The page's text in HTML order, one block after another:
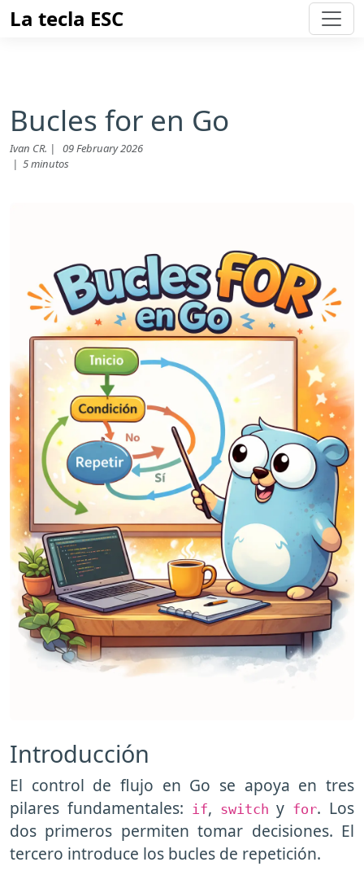
La tecla ESC
Bucles for en Go
Ivan CR. | 09 February 2026
| 5 minutos
Introducción
El control de flujo en Go se apoya en tres
pilares fundamentales: if, switch y for. Los
dos primeros permiten tomar decisiones. El
tercero introduce los bucles de repetición.